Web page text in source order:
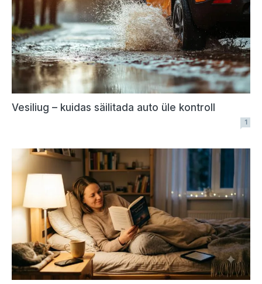
Vesiliug – kuidas säilitada auto üle kontroll
1